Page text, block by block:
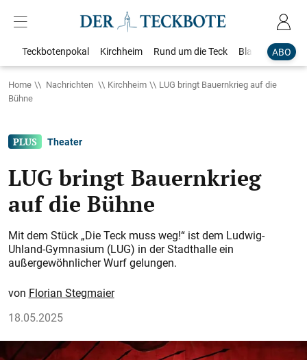
ABO
Teckbotenpokal Kirchheim Rund um die Teck Blaulicht
Home Nachrichten Kirchheim
LUG bringt Bauernkrieg auf die
Bühne
Theater
LUG bringt Bauernkrieg
auf die Bühne
Mit dem Stück „Die Teck muss weg!“ ist dem Ludwig-
Uhland-Gymnasium (LUG) in der Stadthalle ein
außergewöhnlicher Wurf gelungen.
Florian Stegmaier
18.05.2025